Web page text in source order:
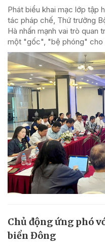
Phát biểu khai mạc lớp tập
tác pháp chế, Thứ trưởng
Hà nhấn mạnh vai trò
một "gốc", "bệ phóng" cho
Chủ động ứng phó
biển Đông